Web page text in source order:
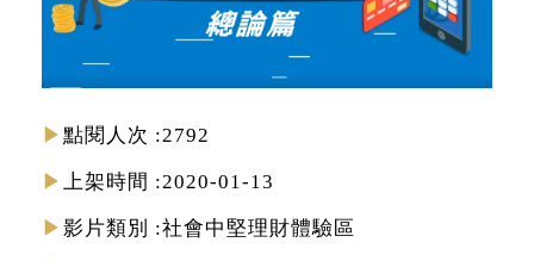
點閱人次 2792
上架時間 2020-01-13
影片類別 社會中堅理財體驗區